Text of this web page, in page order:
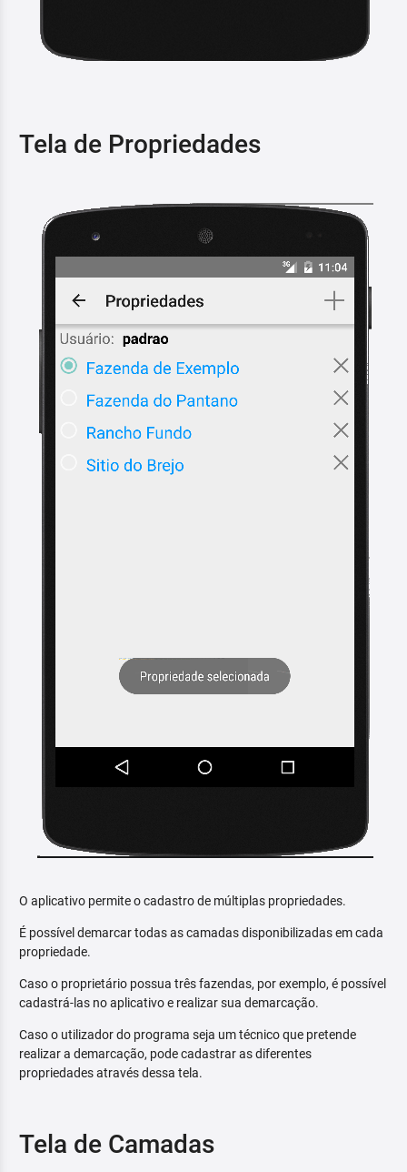
Tela de Propriedades
O aplicativo permite o cadastro de múltiplas propriedades.
É possível demarcar todas as camadas disponibilizadas em cada
propriedade.
Caso o proprietário possua três fazendas, por exemplo, é possível
cadastrá-las no aplicativo e realizar sua demarcação.
Caso o utilizador do programa seja um técnico que pretende
realizar a demarcação, pode cadastrar as diferentes
propriedades através dessa tela.
Tela de Camadas